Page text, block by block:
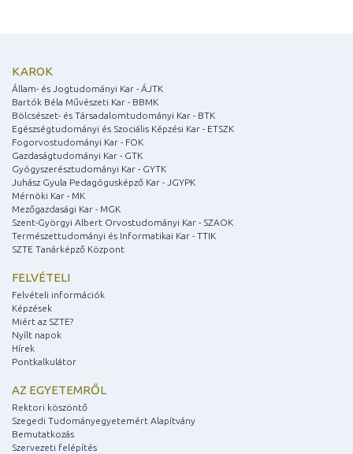
KAROK
Állam- és Jogtudományi Kar - ÁJTK
Bartók Béla Művészeti Kar - BBMK
Bölcsészet- és Társadalomtudományi Kar - BTK
Egészségtudományi és Szociális Képzési Kar - ETSZK
Fogorvostudományi Kar - FOK
Gazdaságtudományi Kar - GTK
Gyógyszerésztudományi Kar - GYTK
Juhász Gyula Pedagógusképző Kar - JGYPK
Mérnöki Kar - MK
Mezőgazdasági Kar - MGK
Szent-Györgyi Albert Orvostudományi Kar - SZAOK
Természettudományi és Informatikai Kar - TTIK
SZTE Tanárképző Központ
FELVÉTELI
Felvételi információk
Képzések
Miért az SZTE?
Nyílt napok
Hírek
Pontkalkulátor
AZ EGYETEMRŐL
Rektori köszöntő
Szegedi Tudományegyetemért Alapítvány
Bemutatkozás
Szervezeti felépítés